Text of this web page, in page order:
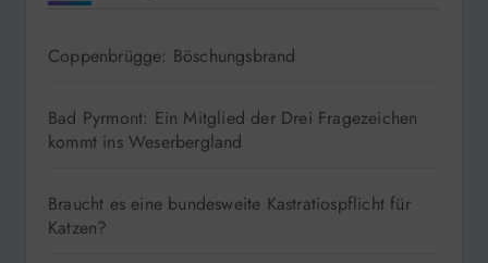
Coppenbrügge: Böschungsbrand
Bad Pyrmont: Ein Mitglied der Drei Fragezeichen
kommt ins Weserbergland
Braucht es eine bundesweite Kastratiospflicht für
Katzen?